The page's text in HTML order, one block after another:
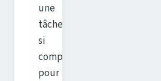
une
tâche
si
compliquée
pour